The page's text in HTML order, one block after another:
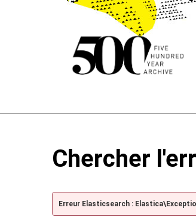
Chercher
Erreur Elasticsearch :